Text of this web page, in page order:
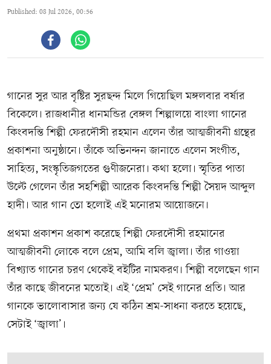
Published: 08 Jul 2026, 00:56
গানের সুর আর বৃষ্টির সুরছন্দ মিলে গিয়েছিল মঙ্গলবার বর্ষার
বিকেলে। রাজধানীর ধানমন্ডির বেঙ্গল শিল্পালয়ে বাংলা গানের
কিংবদন্তি শিল্পী ফেরদৌসী রহমান এলেন তাঁর আত্মজীবনী গ্রন্থের
প্রকাশনা অনুষ্ঠানে। তাঁকে অভিনন্দন জানাতে এলেন সংগীত,
সাহিত্য, সংস্কৃতিজগতের গুণীজনেরা। কথা হলো। স্মৃতির পাতা
উল্টে গেলেন তাঁর সহশিল্পী আরেক কিংবদন্তি শিল্পী সৈয়দ আব্দুল
হাদী। আর গান তো হলোই এই মনোরম আয়োজনে।
প্রথমা প্রকাশন প্রকাশ করেছে শিল্পী ফেরদৌসী রহমানের
আত্মজীবনী লোকে বলে প্রেম, আমি বলি জ্বালা। তাঁর গাওয়া
বিখ্যাত গানের চরণ থেকেই বইটির নামকরণ। শিল্পী বলেছেন গান
তাঁর কাছে জীবনের মতোই। এই ‘প্রেম’ সেই গানের প্রতি। আর
গানকে ভালোবাসার জন্য যে কঠিন শ্রম-সাধনা করতে হয়েছে,
সেটাই ‘জ্বালা’।